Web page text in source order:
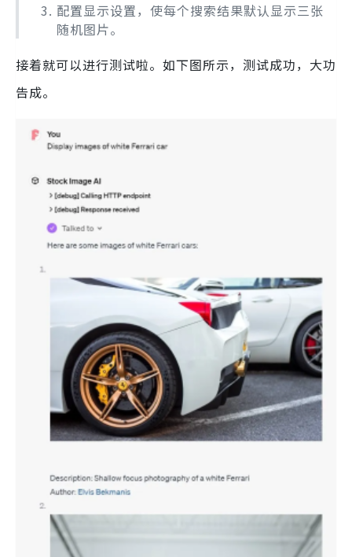
配置显示设置，使每个搜索结果默认显示三张
随机图片。
接着就可以进行测试啦。如下图所示，测试成功，大功
告成。